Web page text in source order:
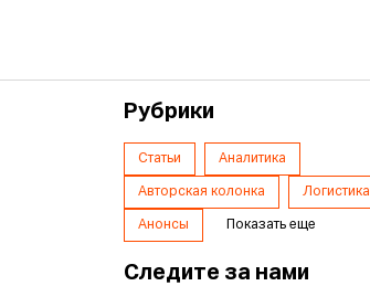
Рубрики
Статьи Аналитика
Авторская колонка Логистика
Анонсы Показать еще
Следите за нами